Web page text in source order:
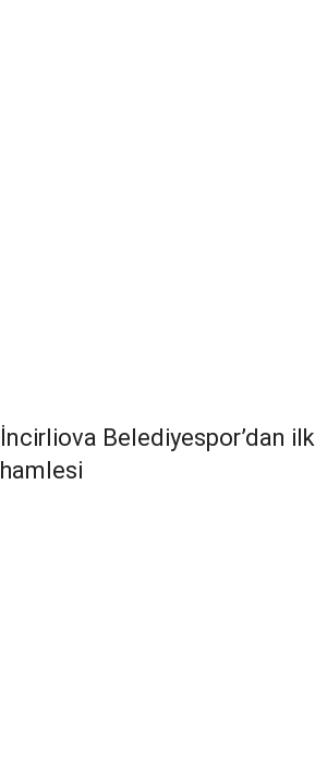
İncirliova Belediyespor’dan
hamlesi